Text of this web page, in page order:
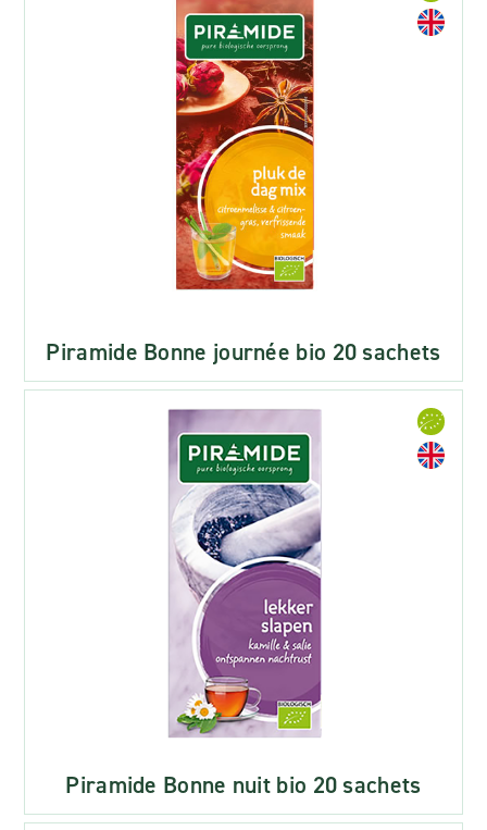
Piramide Bonne journée bio 20 sachets
Piramide Bonne nuit bio 20 sachets